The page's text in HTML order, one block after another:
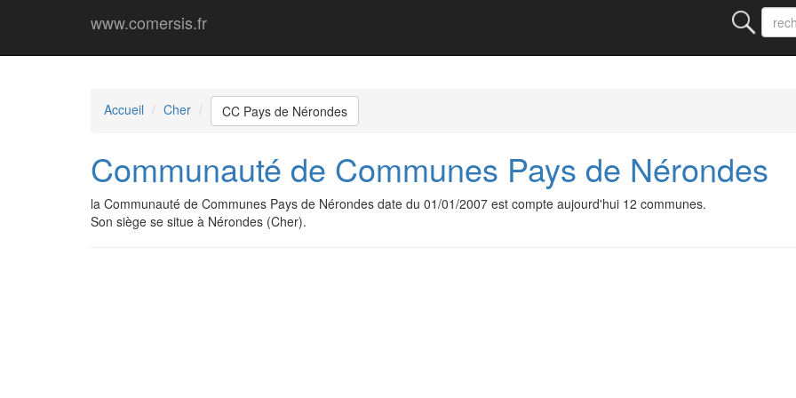
www.comersis.fr
Accueil Cher CC Pays de Nérondes
Communauté de Communes Pays de Nérondes
la Communauté de Communes Pays de Nérondes date du 01/01/2007 est compte aujourd'hui 12 communes.
Son siège se situe à Nérondes (Cher).